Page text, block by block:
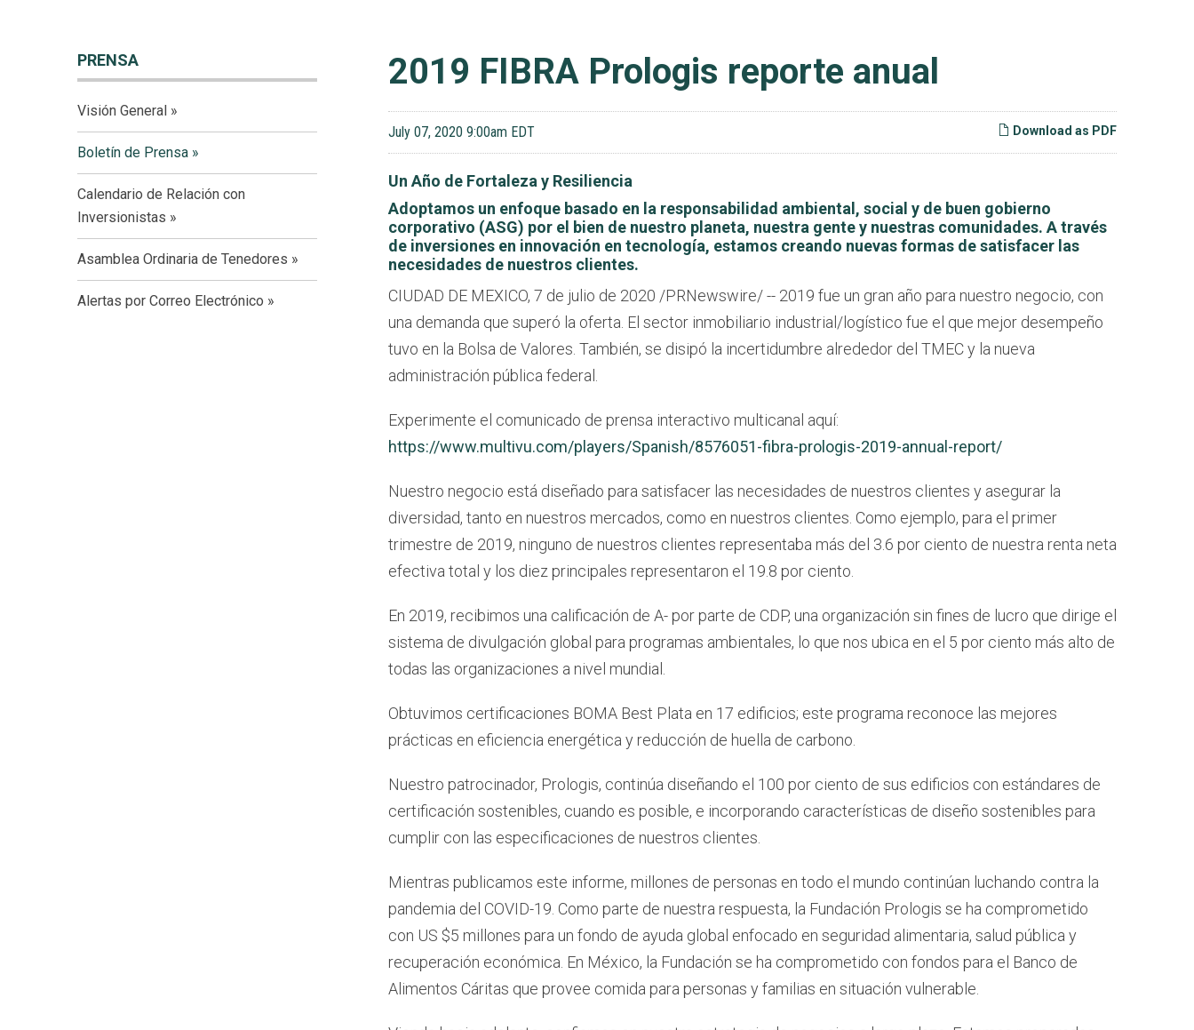
PRENSA
Visión General
Boletín de Prensa
Calendario de Relación con
Inversionistas
Asamblea Ordinaria de Tenedores
Alertas por Correo Electrónico
2019 FIBRA Prologis reporte anual
Download as PDF
July 07, 2020 9:00am EDT
Un Año de Fortaleza y Resiliencia
Adoptamos un enfoque basado en la responsabilidad ambiental, social y de buen gobierno
corporativo (ASG) por el bien de nuestro planeta, nuestra gente y nuestras comunidades. A través
de inversiones en innovación en tecnología, estamos creando nuevas formas de satisfacer las
necesidades de nuestros clientes.
CIUDAD DE MEXICO, 7 de julio de 2020 /PRNewswire/ -- 2019 fue un gran año para nuestro negocio, con
una demanda que superó la oferta. El sector inmobiliario industrial/logístico fue el que mejor desempeño
tuvo en la Bolsa de Valores. También, se disipó la incertidumbre alrededor del TMEC y la nueva
administración pública federal.
Experimente el comunicado de prensa interactivo multicanal aquí:
https://www.multivu.com/players/Spanish/8576051-fibra-prologis-2019-annual-report/
Nuestro negocio está diseñado para satisfacer las necesidades de nuestros clientes y asegurar la
diversidad, tanto en nuestros mercados, como en nuestros clientes. Como ejemplo, para el primer
trimestre de 2019, ninguno de nuestros clientes representaba más del 3.6 por ciento de nuestra renta neta
efectiva total y los diez principales representaron el 19.8 por ciento.
En 2019, recibimos una calificación de A- por parte de CDP, una organización sin fines de lucro que dirige el
sistema de divulgación global para programas ambientales, lo que nos ubica en el 5 por ciento más alto de
todas las organizaciones a nivel mundial.
Obtuvimos certificaciones BOMA Best Plata en 17 edificios; este programa reconoce las mejores
prácticas en eficiencia energética y reducción de huella de carbono.
Nuestro patrocinador, Prologis, continúa diseñando el 100 por ciento de sus edificios con estándares de
certificación sostenibles, cuando es posible, e incorporando características de diseño sostenibles para
cumplir con las especificaciones de nuestros clientes.
Mientras publicamos este informe, millones de personas en todo el mundo continúan luchando contra la
pandemia del COVID-19. Como parte de nuestra respuesta, la Fundación Prologis se ha comprometido
con US $5 millones para un fondo de ayuda global enfocado en seguridad alimentaria, salud pública y
recuperación económica. En México, la Fundación se ha comprometido con fondos para el Banco de
Alimentos Cáritas que provee comida para personas y familias en situación vulnerable.